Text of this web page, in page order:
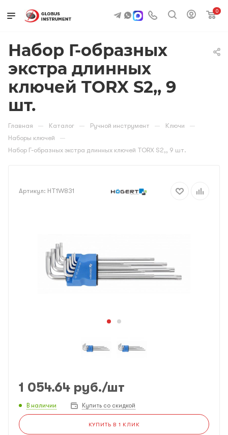
0
Набор Г-образных
экстра длинных
ключей TORX S2,, 9
шт.
Главная — Каталог — Ручной инструмент — Ключи —
Наборы ключей —
Набор Г-образных экстра длинных ключей TORX S2,, 9 шт.
Артикул: HT1W831
1 054.64 руб./шт
В наличии Купить со скидкой
КУПИТЬ В 1 КЛИК